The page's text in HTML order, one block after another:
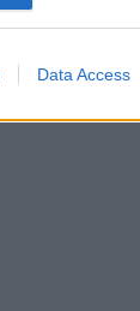
Data Access